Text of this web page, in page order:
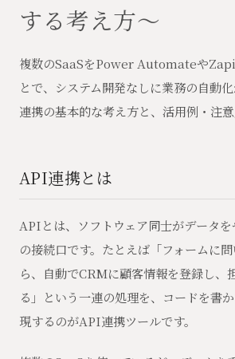
する考え方〜
複数のSaaSをPower Automateや
とで、システム開発なしに業務の自動
連携の基本的な考え方と、活用例・注意
API連携とは
APIとは、ソフトウェア同士がデータ
の接続口です。たとえば「フォームに
ら、自動でCRMに顧客情報を登録し、
る」という一連の処理を、コードを書
現するのがAPI連携ツールです。